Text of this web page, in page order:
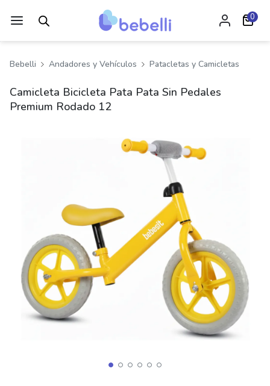
0
Bebelli Andadores y Vehículos Patacletas y Camicletas
Camicleta Bicicleta Pata Pata Sin Pedales
Premium Rodado 12